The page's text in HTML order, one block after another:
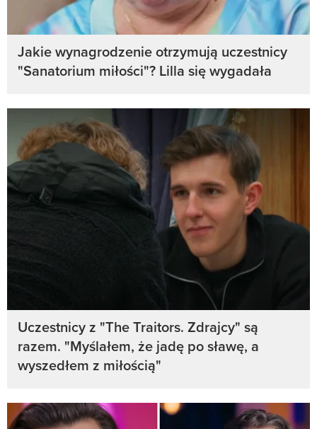
Jakie wynagrodzenie otrzymują uczestnicy
"Sanatorium miłości"? Lilla się wygadała
Uczestnicy z "The Traitors. Zdrajcy" są
razem. "Myślałem, że jadę po sławę, a
wyszedłem z miłością"